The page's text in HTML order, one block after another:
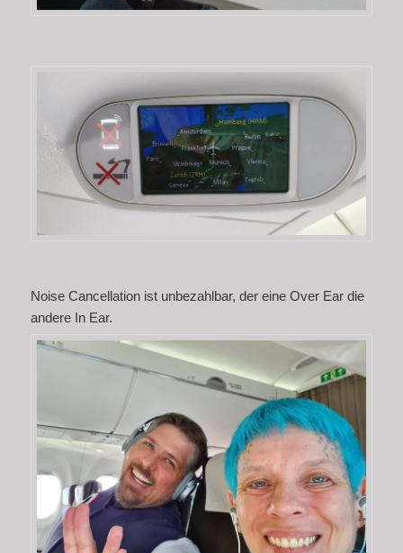
Noise Cancellation ist unbezahlbar, der eine Over Ear die
andere In Ear.